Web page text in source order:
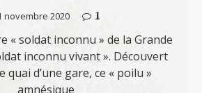
novembre 2020
1
« soldat inconnu » de la Grande
inconnu vivant ». Découvert
quai d’une gare, ce « poilu »
amnésique